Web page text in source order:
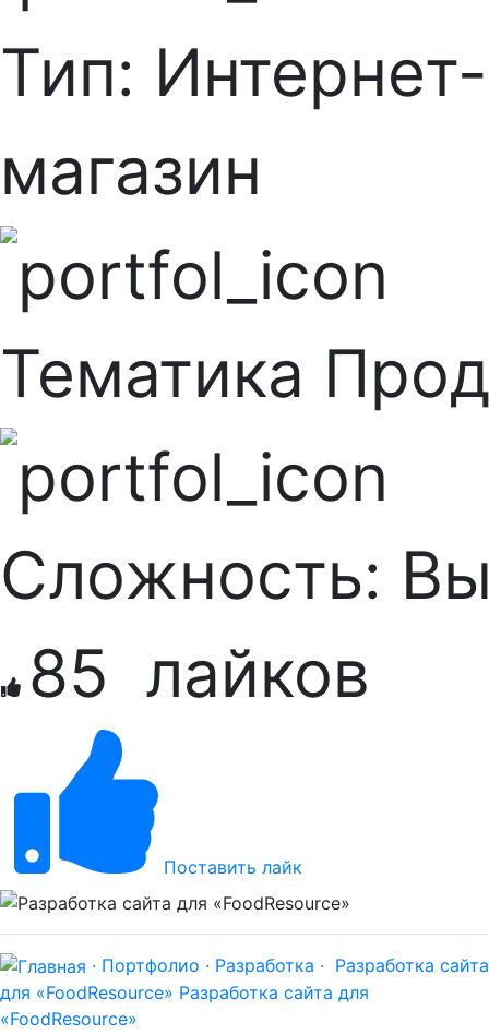
Тип: Интернет-
магазин
Тематика
Сложность:
85 лайков
Поставить лайк
· Портфолио · Разработка · Разработка сайта
для «FoodResource» Разработка сайта для
«FoodResource»